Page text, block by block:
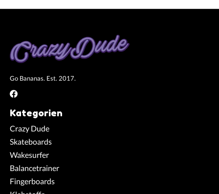
Go Bananas. Est. 2017.
Kategorien
Crazy Dude
Skateboards
Wakesurfer
Balancetrainer
Fingerboards